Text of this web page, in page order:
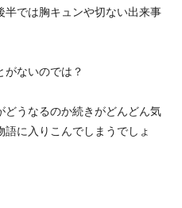
半では胸キュンや切ない出来事
がないのでは？
うなるのか続きがどんどん気
に入りこんでしまうでしょ